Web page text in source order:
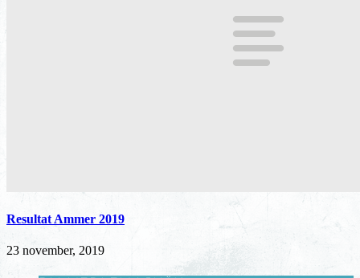
Resultat Ammer 2019
23 november, 2019